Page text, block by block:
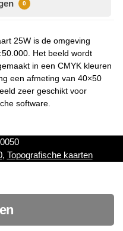
0
25W is de omgeving
Het beeld wordt
in een CMYK kleuren
een afmeting van 40×50
zeer geschikt voor
software.
, Topografische kaarten